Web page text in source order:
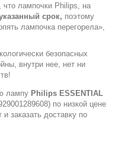
что лампочки Philips, на
срок, поэтому
лампочка перегорела»,
безопасных
внутри нее, нет ни
лампу Philips ESSENTIAL
по низкой цене
заказать доставку по